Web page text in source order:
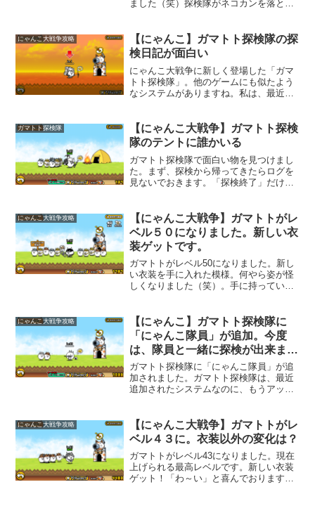
ました（笑）探検隊がネコカンを落とし
ですね。いくつ貰えるのかわかりません
が、とりあえず見てみる事に...
にゃんこ大戦争攻略
【にゃんこ】ガマトト探検隊の探
検日記が面白い
にゃんこ大戦争に新しく登場した「ガマ
トト探検隊」。他のゲームにも似たよう
なシステムがありますね。私は、最近こ
きてくれます。大抵は経験値ですね。た
まにアイテムも手に入れて...
ガマトト探検隊
【にゃんこ大戦争】ガマトト探検
隊のテントに誰かいる
ガマトト探検隊で面白い物を見つけまし
た。まず、探検から帰ってきたらログを
見ないでおきます。「探検終了」だけタ
いたんだこのニャンコ？散々ガマトト利
用していますが、今頃気づ...
にゃんこ大戦争攻略
【にゃんこ大戦争】ガマトトがレ
ベル５０になりました。新しい衣
装ゲットです。
ガマトトがレベル50になりました。新し
い衣装を手に入れた模様。何やら姿が怪
しくなりました（笑）。手に持っている
ッツアイの発見率は変化がありません。
そもそもレベルは関係...
にゃんこ大戦争攻略
【にゃんこ】ガマトト探検隊に
「にゃんこ隊員」が追加。今度
は、隊員と一緒に探検が出来ま
す。
ガマトト探検隊に「にゃんこ隊員」が追
加されました。ガマトト探検隊は、最近
追加されたシステムなのに、もうアップ
良さそうです。「にゃんこ隊員」は探検
で見つける事が出来る。...
にゃんこ大戦争攻略
【にゃんこ大戦争】ガマトトがレ
ベル４３に。衣装以外の変化は？
ガマトトがレベル43になりました。現在
上げられる最高レベルです。新しい衣装
ゲット！「わ～い」と喜んでおります。